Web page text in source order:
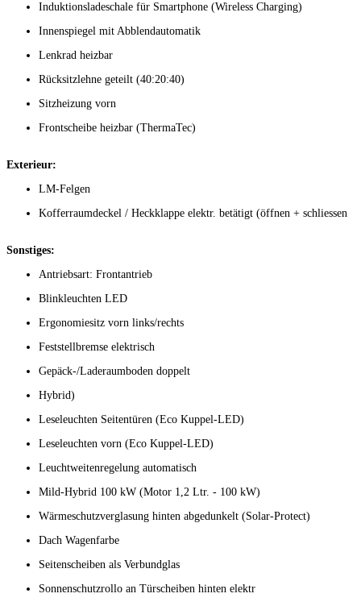
Induktionsladeschale für Smartphone (Wireless Charging)
Innenspiegel mit Abblendautomatik
Lenkrad heizbar
Rücksitzlehne geteilt (40:20:40)
Sitzheizung vorn
Frontscheibe heizbar (ThermaTec)
Exterieur:
LM-Felgen
Kofferraumdeckel / Heckklappe elektr. betätigt (öffnen + schliessen
Sonstiges:
Antriebsart: Frontantrieb
Blinkleuchten LED
Ergonomiesitz vorn links/rechts
Feststellbremse elektrisch
Gepäck-/Laderaumboden doppelt
Hybrid)
Leseleuchten Seitentüren (Eco Kuppel-LED)
Leseleuchten vorn (Eco Kuppel-LED)
Leuchtweitenregelung automatisch
Mild-Hybrid 100 kW (Motor 1,2 Ltr. - 100 kW)
Wärmeschutzverglasung hinten abgedunkelt (Solar-Protect)
Dach Wagenfarbe
Seitenscheiben als Verbundglas
Sonnenschutzrollo an Türscheiben hinten elektr